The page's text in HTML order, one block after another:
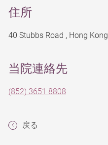
住所
40 Stubbs Road , Hong Kong
当院連絡先
(852) 3651 8808
戻る